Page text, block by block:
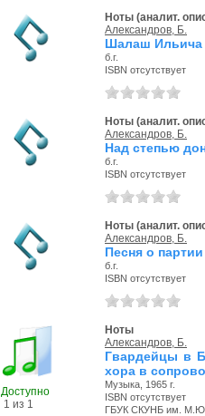
Ноты (аналит.
Александров, Б.
Шалаш Ильича
б.г.
ISBN отсутствует
Ноты (аналит.
Александров, Б.
Над степью
б.г.
ISBN отсутствует
Ноты (аналит.
Александров, Б.
Песня о партии
б.г.
ISBN отсутствует
Доступно
1 из 1
Ноты
Александров, Б.
Гвардейцы в
хора в
Музыка, 1965 г.
ISBN отсутствует
ГБУК СКУНБ им.